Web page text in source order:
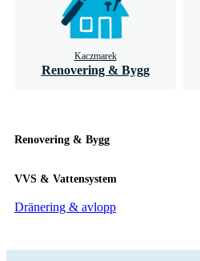
Kaczmarek
Renovering & Bygg
Renovering & Bygg
VVS & Vattensystem
Dränering & avlopp